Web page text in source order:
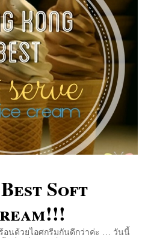
Soft
อนด้วยไอศกรีมกันดีกว่าค่ะ … วันนี้